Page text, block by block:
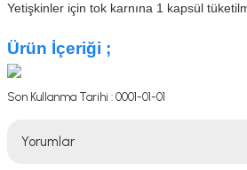
Yetişkinler için tok karnına 1 kapsül
Ürün İçeriği ;
Son Kullanma Tarihi : 0001-01-01
Yorumlar